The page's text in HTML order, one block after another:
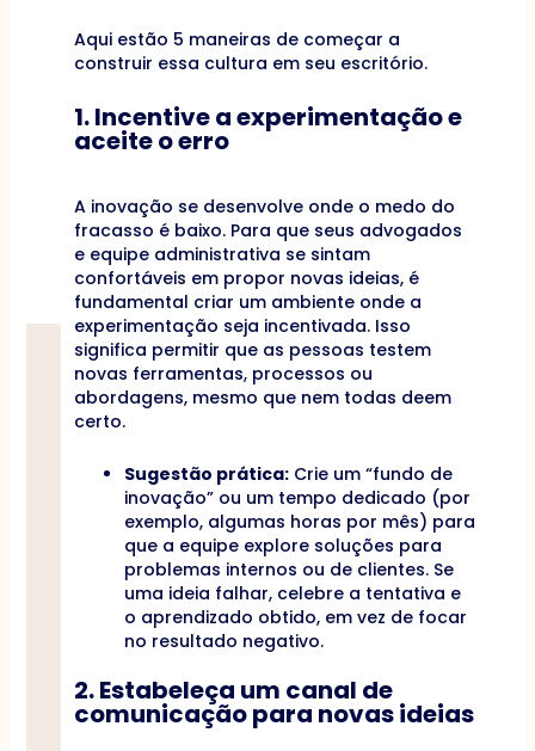
Aqui estão 5 maneiras de começar a
construir essa cultura em seu escritório.
1. Incentive a experimentação e
aceite o erro
A inovação se desenvolve onde o medo do
fracasso é baixo. Para que seus advogados
e equipe administrativa se sintam
confortáveis em propor novas ideias, é
fundamental criar um ambiente onde a
experimentação seja incentivada. Isso
significa permitir que as pessoas testem
novas ferramentas, processos ou
abordagens, mesmo que nem todas deem
certo.
Sugestão prática:Crie um “fundo de
inovação” ou um tempo dedicado (por
exemplo, algumas horas por mês) para
que a equipe explore soluções para
problemas internos ou de clientes. Se
uma ideia falhar, celebre a tentativa e
o aprendizado obtido, em vez de focar
no resultado negativo.
2. Estabeleça um canal de
comunicação para novas ideias